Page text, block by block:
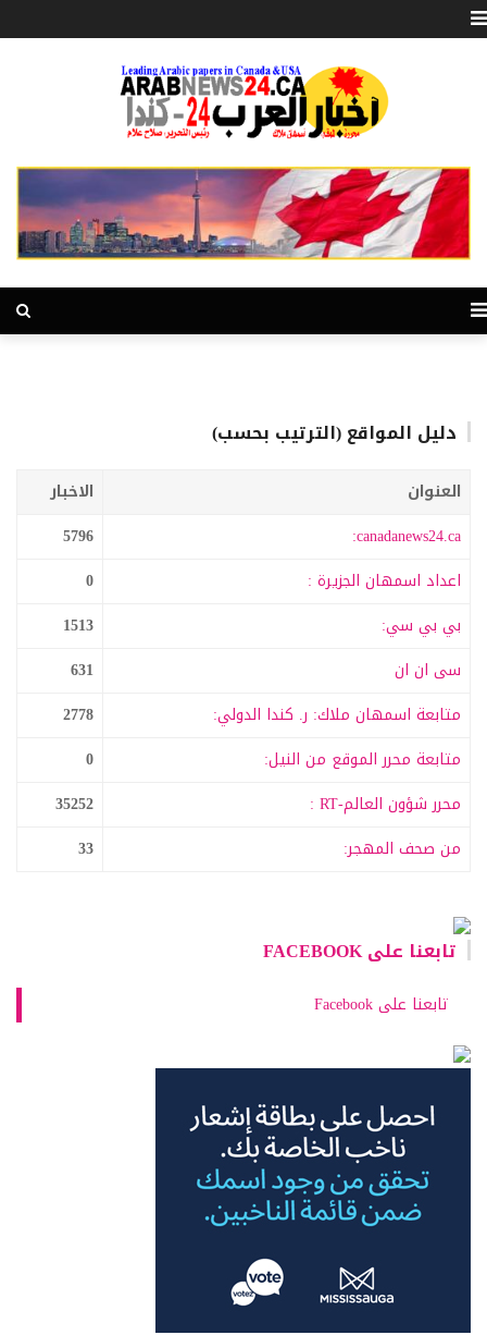
دليل المواقع (الترتيب بحسب)
العنوان
الاخبار
canadanews24.ca:
5796
اعداد اسمهان الجزيرة :
بي بي سي:
1513
سى ان ان
متابعة اسمهان ملاك: ر. كندا الدولي:
2778
متابعة محرر الموقع من النيل:
محرر شؤون العالم-RT :
35252
من صحف المهجر:
تابعنا على FACEBOOK
تابعنا على Facebook